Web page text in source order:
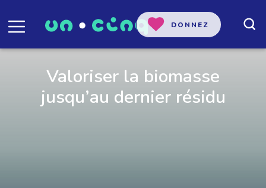
DONNEZ
Valoriser la biomasse
jusqu’au dernier résidu